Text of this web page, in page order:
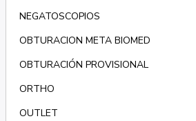
NEGATOSCOPIOS
OBTURACION META BIOMED
OBTURACIÓN PROVISIONAL
ORTHO
OUTLET